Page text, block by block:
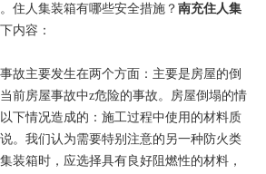
住人集装箱有哪些安全措施？ 南充住人集
内容：
主要发生在两个方面：主要是房屋的倒
前房屋事故中z危险的事故。房屋倒塌的情
下情况造成的：施工过程中使用的材料质
。我们认为需要特别注意的另一种防火类
装箱时，应选择具有良好阻燃性的材料，